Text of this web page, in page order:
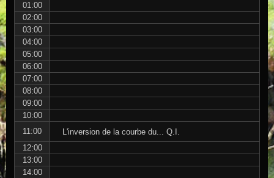
01:00
02:00
03:00
04:00
05:00
06:00
07:00
08:00
09:00
10:00
11:00
L'inversion de la courbe du... Q.I.
12:00
13:00
14:00